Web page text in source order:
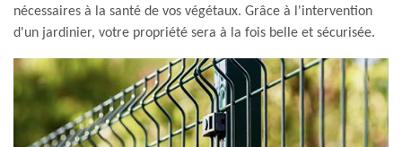
nécessaires à la santé de vos végétaux. Grâce à l'intervention
d'un jardinier, votre propriété sera à la fois belle et sécurisée.